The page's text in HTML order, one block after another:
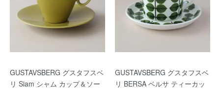
GUSTAVSBERG グスタフスベ
リ Siam シャム カップ＆ソー
GUSTAVSBERG グスタフスベ
リ BERSA ベルサ ティーカッ